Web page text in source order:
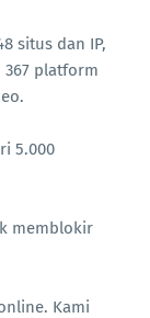
situs dan IP,
367 platform
5.000
memblokir
Kami